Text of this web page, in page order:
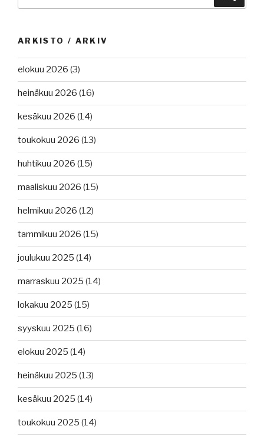
ARKISTO / ARKIV
elokuu 2026 (3)
heinäkuu 2026 (16)
kesäkuu 2026 (14)
toukokuu 2026 (13)
huhtikuu 2026 (15)
maaliskuu 2026 (15)
helmikuu 2026 (12)
tammikuu 2026 (15)
joulukuu 2025 (14)
marraskuu 2025 (14)
lokakuu 2025 (15)
syyskuu 2025 (16)
elokuu 2025 (14)
heinäkuu 2025 (13)
kesäkuu 2025 (14)
toukokuu 2025 (14)